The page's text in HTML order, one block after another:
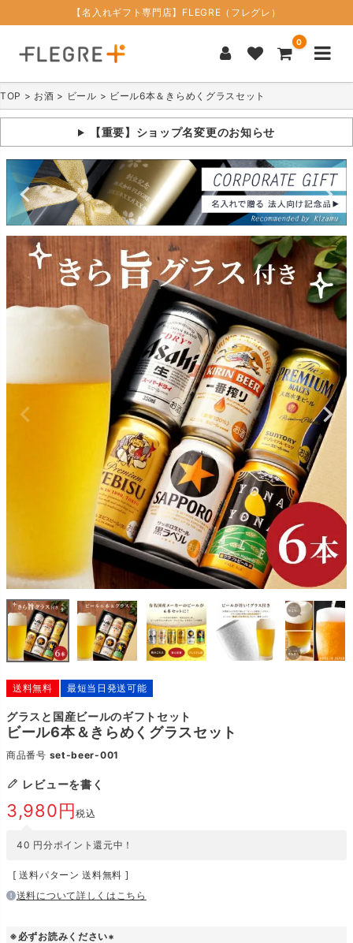
【名入れギフト専門店】FLEGRE（フレグレ）
0
TOP お酒 ビール ビール6本＆きらめくグラスセット
【重要】ショップ名変更のお知らせ
送料無料 最短当日発送可能
グラスと国産ビールのギフトセット
ビール6本＆きらめくグラスセット
商品番号 set-beer-001
レビューを書く
3,980 税込
40 円分ポイント還元中！
送料パターン 送料無料
送料について詳しくはこちら
※必ずお読みください